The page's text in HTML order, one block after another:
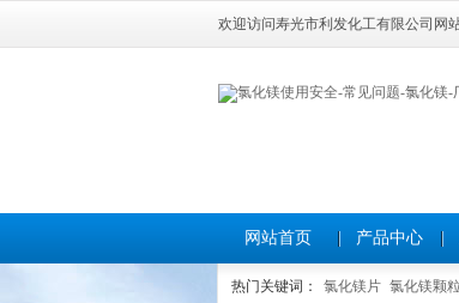
欢迎访问寿光市利发化工有限公司网
网站首页 产品中心
热门关键词： 氯化镁片 氯化镁颗